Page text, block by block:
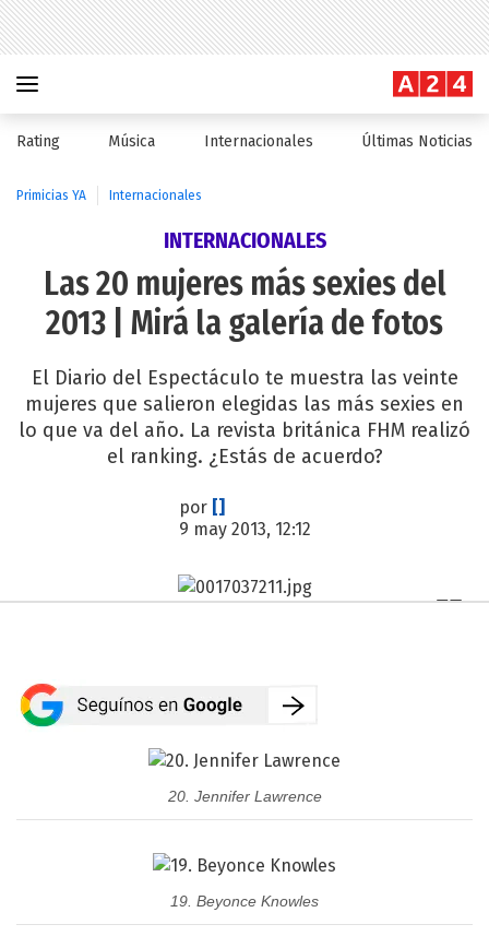
Rating Música Internacionales Últimas Noticias
Primicias YA Internacionales
INTERNACIONALES
Las 20 mujeres más sexies del
2013 | Mirá la galería de fotos
El Diario del Espectáculo te muestra las veinte
mujeres que salieron elegidas las más sexies en
lo que va del año. La revista británica FHM realizó
el ranking. ¿Estás de acuerdo?
por []
9 may 2013, 12:12
20. Jennifer Lawrence
19. Beyonce Knowles